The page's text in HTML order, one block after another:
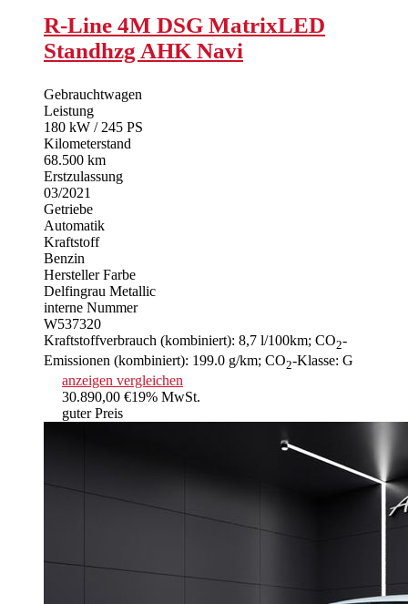
R-Line 4M DSG MatrixLED
Standhzg AHK Navi
Gebrauchtwagen
Leistung
180 kW / 245 PS
Kilometerstand
68.500 km
Erstzulassung
03/2021
Getriebe
Automatik
Kraftstoff
Benzin
Hersteller Farbe
Delfingrau Metallic
interne Nummer
W537320
Kraftstoffverbrauch (kombiniert): 8,7 l/100km; CO2-
Emissionen (kombiniert): 199.0 g/km; CO2-Klasse: G
anzeigen vergleichen
30.890,00 €19% MwSt.
guter Preis